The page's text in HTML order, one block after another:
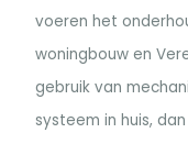
voeren het
woningbouw en
gebruik van
systeem in huis,